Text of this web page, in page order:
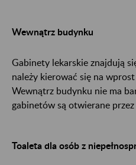
Wewnątrz budynku
Gabinety lekarskie znajdują
należy kierować się na
Wewnątrz budynku nie ma
gabinetów są otwierane
Toaleta dla osób z